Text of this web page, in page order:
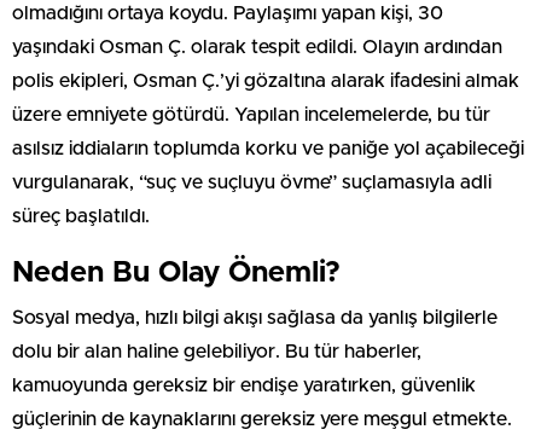
olmadığını ortaya koydu. Paylaşımı yapan kişi, 30
yaşındaki Osman Ç. olarak tespit edildi. Olayın ardından
polis ekipleri, Osman Ç.’yi gözaltına alarak ifadesini almak
üzere emniyete götürdü. Yapılan incelemelerde, bu tür
asılsız iddiaların toplumda korku ve paniğe yol açabileceği
vurgulanarak, “suç ve suçluyu övme” suçlamasıyla adli
süreç başlatıldı.
Neden Bu Olay Önemli?
Sosyal medya, hızlı bilgi akışı sağlasa da yanlış bilgilerle
dolu bir alan haline gelebiliyor. Bu tür haberler,
kamuoyunda gereksiz bir endişe yaratırken, güvenlik
güçlerinin de kaynaklarını gereksiz yere meşgul etmekte.